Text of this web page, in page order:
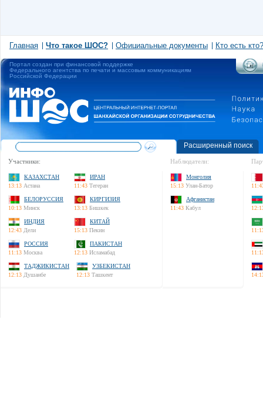
Главная Что такое ШОС? Официальные документы Кто есть кто?
Портал создан при финансовой поддержке
Федерального агентства по печати и массовым коммуникациям
Российской Федерации
Расширенный поиск
Участники:
КАЗАХСТАН
13:13 Астана
ИРАН
11:43 Тегеран
БЕЛОРУССИЯ
10:13 Минск
КИРГИЗИЯ
13:13 Бишкек
ИНДИЯ
12:43 Дели
КИТАЙ
15:13 Пекин
РОССИЯ
11:13 Москва
ПАКИСТАН
12:13 Исламабад
ТАДЖИКИСТАН
12:13 Душанбе
УЗБЕКИСТАН
12:13 Ташкент
Наблюдатели:
Монголия
15:13 Улан-Батор
Афганистан
11:43 Кабул